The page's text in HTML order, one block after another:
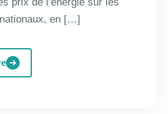
prix de l’énergie sur les
en […]